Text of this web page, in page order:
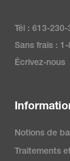
Tél : 613-230-
Sans frais :
Écrivez-nous
Notions de
Traitements